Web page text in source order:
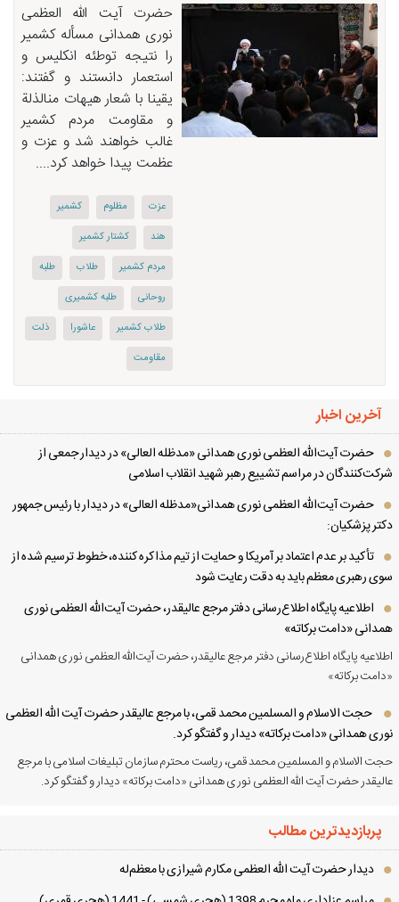
حضرت آیت الله العظمی
نوری همدانی مسأله کشمیر
را نتیجه توطئه انکلیس و
استعمار دانستند و گفتند:
یقینا با شعار هیهات منالذلة
و مقاومت مردم کشمیر
غالب خواهند شد و عزت و
عظمت پیدا خواهد کرد....
عزت مظلوم
كشمیر
هند
كشتار كشمیر
مردم كشمیر
طلاب
طلبه
روحانی
طلبه كشمیری
طلاب كشمیر
عاشورا
ذلت
مقاومت
آخرین اخبار
حضرت آیت‌الله العظمی نوری همدانی «مدظله العالی» در دیدار جمعی از
در مراسم تشییع رهبر شهید انقلاب اسلامی
حضرت آیت‌الله العظمی نوری همدانی«مدظله العالی» در دیدار با رئیس جمهور
پزشکیان:
تأکید بر عدم اعتماد بر آمریکا و حمایت از تیم مذاکره کننده، خطوط ترسیم شده از
رهبری معظم باید به دقت رعایت شود
اطلاعیه پایگاه اطلاع‌رسانی دفتر مرجع عالیقدر، حضرت آیت‌الله العظمی نوری
«دامت برکاته»
پایگاه اطلاع‌رسانی دفتر مرجع عالیقدر، حضرت آیت‌الله العظمی نوری همدانی
برکاته»
حجت الاسلام و المسلمین محمد قمی، با مرجع عالیقدر حضرت آیت الله العظمی
همدانی «دامت برکاته» دیدار و گفتگو کرد.
الاسلام و المسلمین محمد قمی، ریاست محترم سازمان تبلیغات اسلامی با مرجع
حضرت آیت الله العظمی نوری همدانی «دامت برکاته» دیدار و گفتگو کرد.
پربازدیدترین مطالب
دیدار حضرت آیت الله العظمی مكارم شیرازی با معظم‌له